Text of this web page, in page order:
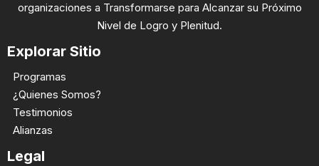
organizaciones a Transformarse para Alcanzar su Próximo
Nivel de Logro y Plenitud.
Explorar Sitio
Programas
¿Quienes Somos?
Testimonios
Alianzas
Legal